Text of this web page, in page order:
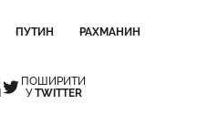
ПУТИН РАХМАНИН
ПОШИРИТИ
УTWITTER